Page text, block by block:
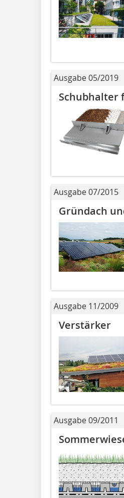
Ausgabe 05/2019
Schubhalter
Ausgabe 07/2015
Gründach
Ausgabe 11/2009
Verstärker
Ausgabe 09/2011